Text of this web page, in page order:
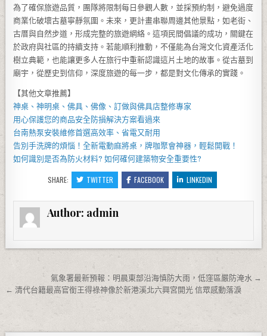
為了確保旅遊品質，團隊將限制每日參觀人數，並採預約制，避免過度
商業化破壞古墓寧靜氛圍。未來，更計畫串聯周邊其他景點，如老街、
古厝與自然步道，形成完整的旅遊網絡。這項民間倡議的成功，關鍵在
於政府與社區的持續支持。若能順利推動，不僅能為台灣文化資產活化
樹立典範，也能讓更多人在旅行中重新認識這片土地的故事。從古墓到
廟宇，從歷史到信仰，深度旅遊的每一步，都是對文化傳承的實踐。
【其他文章推薦】
神桌、神明桌 、佛具 、佛像、訂做與佛具店整修專家
用心保護您的商品安全防損解決方案看過來
台南熱泵安裝維修首選高效率、省電又耐用
告別手洗牌的煩惱！全新電動麻將桌 ，牌咖聚會神器，輕鬆開戰！
如何識別是否為 防火材料? 如何確何建築物安全重要性?
SHARE: TWITTER FACEBOOK LINKEDIN
Author: admin
文章導覽氣象署最新預報：明晨東部沿海慎防大雨，低窪區嚴防淹水 →
← 清代台籍最高官銜王得祿神像於新港溪北六興宮開光 信眾感動落淚